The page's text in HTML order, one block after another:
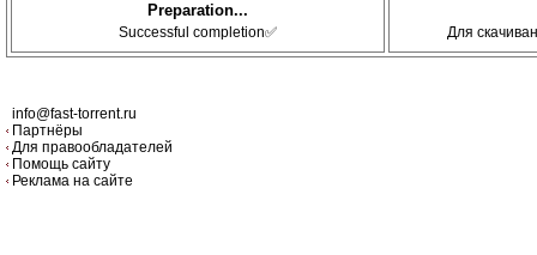
Preparation...
Successful completion✅ Для
info@fast-torrent.ru
Партнёры
Для правообладателей
Помощь сайту
Реклама на сайте